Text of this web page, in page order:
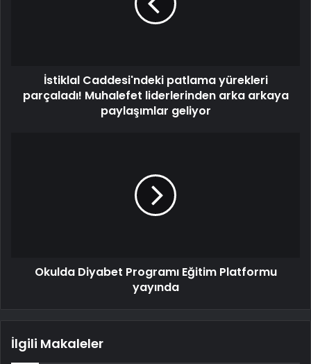
İstiklal Caddesi'ndeki patlama yürekleri
parçaladı! Muhalefet liderlerinden arka arkaya
paylaşımlar geliyor
Okulda Diyabet Programı Eğitim Platformu
yayında
İlgili Makaleler